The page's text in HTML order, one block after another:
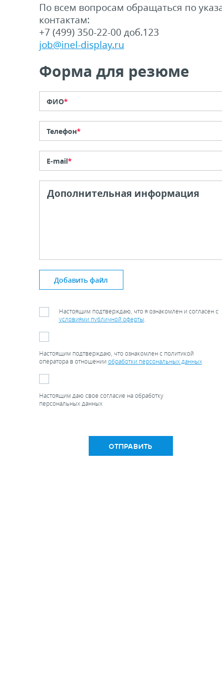
По всем вопросам обращаться по
контактам:
+7 (499) 350-22-00 доб.123
job@inel-display.ru
Форма для резюме
ФИО*
Телефон*
E-mail*
Добавить файл
Настоящим подтверждаю, что я ознакомлен и согласен с
условиями публичной оферты
Настоящим подтверждаю, что ознакомлен с политикой
оператора в отношенииобработки персональных данных
Настоящим даю свое согласие на обработку
персональных данных
ОТПРАВИТЬ